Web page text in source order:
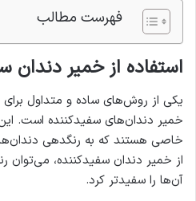
فهرست مطالب
استفاده از خمیر دندان
یکی از روش‌های ساده و متداول برای
خمیر دندان‌های سفیدکننده است.
خاصی هستند که به رنگدهی دندان‌ها
از خمیر دندان سفیدکننده، می‌توان
آن‌ها را سفیدتر کرد.